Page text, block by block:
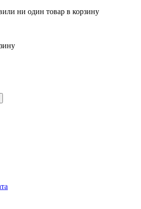
ни один товар в корзину